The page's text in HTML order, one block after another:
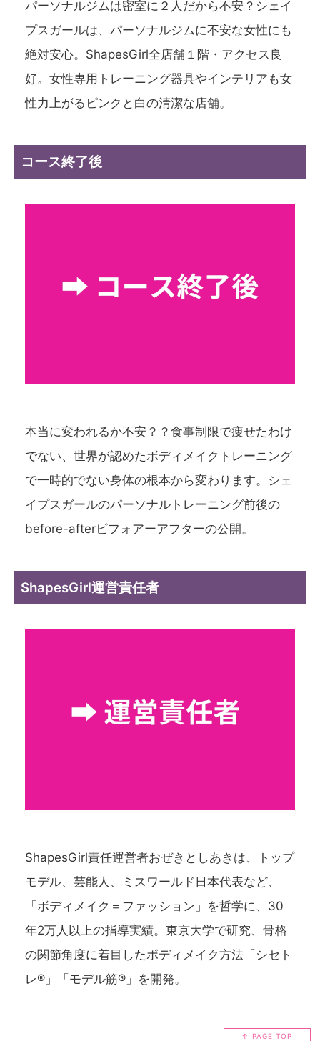
パーソナルジムは密室に２人だから不安？シェイ
プスガールは、パーソナルジムに不安な女性にも
絶対安心。ShapesGirl全店舗１階・アクセス良
好。女性専用トレーニング器具やインテリアも女
性力上がるピンクと白の清潔な店舗。
コース終了後
本当に変われるか不安？？食事制限で痩せたわけ
でない、世界が認めたボディメイクトレーニング
で一時的でない身体の根本から変わります。シェ
イプスガールのパーソナルトレーニング前後の
before-afterビフォアーアフターの公開。
ShapesGirl運営責任者
ShapesGirl責任運営者おぜきとしあきは、トップ
モデル、芸能人、ミスワールド日本代表など、
「ボディメイク＝ファッション」を哲学に、30
年2万人以上の指導実績。東京大学で研究、骨格
の関節角度に着目したボディメイク方法「シセト
レ®」「モデル筋®」を開発。
↑ PAGE TOP